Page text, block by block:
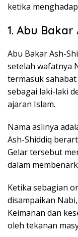
ketika
1. Abu
Abu Bakar Ash-
setelah wafatnya
termasuk
sebagai laki-laki
ajaran Islam.
Nama aslinya
Ash-Shiddiq
Gelar tersebut
dalam
Ketika sebagian
disampaikan
Keimanan dan
oleh tekanan